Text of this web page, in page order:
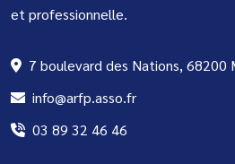
et professionnelle.
7 boulevard des Nations, 68200
info@arfp.asso.fr
03 89 32 46 46